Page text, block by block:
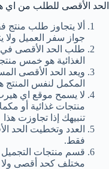
الحد الأقصى للطلب من اي
ألا يتجاوز طلب
جواز سفر العميل ولا يتجاوز
طلب الحد الأقصى في
الغذائية هو خمس
ويعد الحد الأقصى
المكمل لنفس
لا يسمح موقع اي
منتجات غذائية أو
تنبيهك إذا تجاوزت هذا
فقط.
مختلف كحد أقصى ولا